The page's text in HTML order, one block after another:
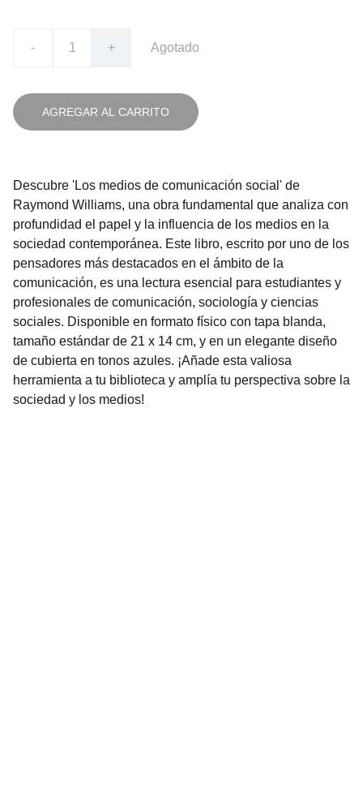
- + Agotado
AGREGAR AL CARRITO
Descubre 'Los medios de comunicación social' de
Raymond Williams, una obra fundamental que analiza con
profundidad el papel y la influencia de los medios en la
sociedad contemporánea. Este libro, escrito por uno de los
pensadores más destacados en el ámbito de la
comunicación, es una lectura esencial para estudiantes y
profesionales de comunicación, sociología y ciencias
sociales. Disponible en formato físico con tapa blanda,
tamaño estándar de 21 x 14 cm, y en un elegante diseño
de cubierta en tonos azules. ¡Añade esta valiosa
herramienta a tu biblioteca y amplía tu perspectiva sobre la
sociedad y los medios!